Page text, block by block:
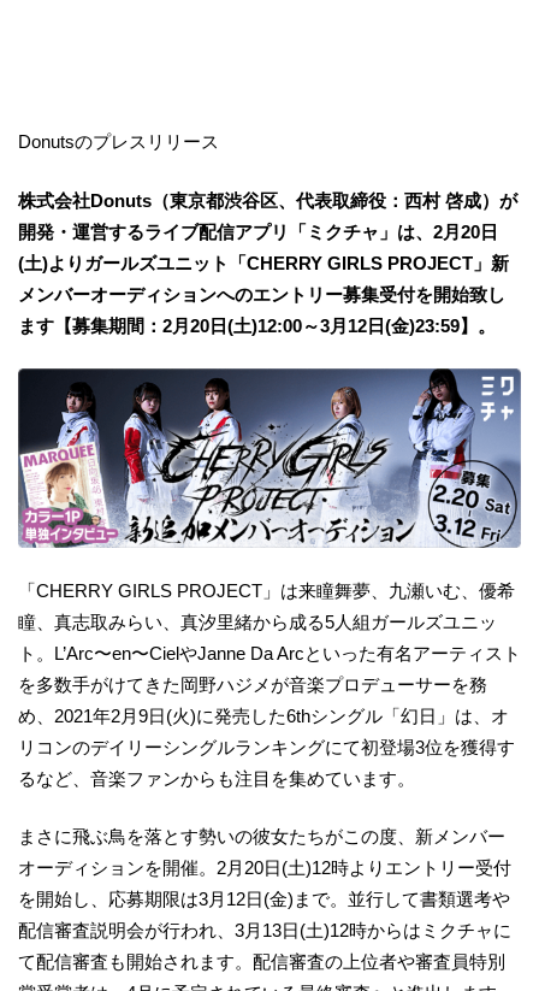
Donutsのプレスリリース
株式会社Donuts（東京都渋谷区、代表取締役：西村 啓成）が
開発・運営するライブ配信アプリ「ミクチャ」は、2月20日
(土)よりガールズユニット「CHERRY GIRLS PROJECT」新
メンバーオーディションへのエントリー募集受付を開始致し
ます【募集期間：2月20日(土)12:00～3月12日(金)23:59】。
「CHERRY GIRLS PROJECT」は来瞳舞夢、九瀬いむ、優希
瞳、真志取みらい、真汐里緒から成る5人組ガールズユニッ
ト。L’Arc〜en〜CielやJanne Da Arcといった有名アーティスト
を多数手がけてきた岡野ハジメが音楽プロデューサーを務
め、2021年2月9日(火)に発売した6thシングル「幻日」は、オ
リコンのデイリーシングルランキングにて初登場3位を獲得す
るなど、音楽ファンからも注目を集めています。
まさに飛ぶ鳥を落とす勢いの彼女たちがこの度、新メンバー
オーディションを開催。2月20日(土)12時よりエントリー受付
を開始し、応募期限は3月12日(金)まで。並行して書類選考や
配信審査説明会が行われ、3月13日(土)12時からはミクチャに
て配信審査も開始されます。配信審査の上位者や審査員特別